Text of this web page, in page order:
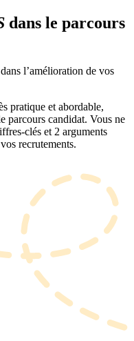
dans le parcours
l’amélioration de vos
pratique et abordable,
parcours candidat. Vous ne
clés et 2 arguments
recrutements.